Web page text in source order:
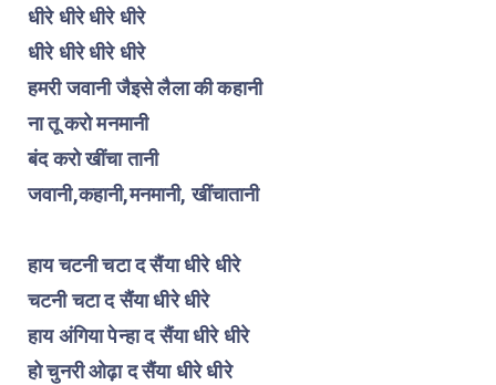
धीरे धीरे धीरे धीरे
धीरे धीरे धीरे धीरे
हमरी जवानी जैइसे लैला की कहानी
ना तू करो मनमानी
बंद करो खींचा तानी
जवानी,कहानी,मनमानी, खींचातानी
हाय चटनी चटा द सैंया धीरे धीरे
चटनी चटा द सैंया धीरे धीरे
हाय अंगिया पेन्हा द सैंया धीरे धीरे
हो चुनरी ओढ़ा द सैंया धीरे धीरे